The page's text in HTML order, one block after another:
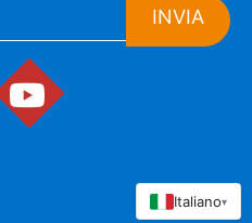
INVIA
Italiano▾